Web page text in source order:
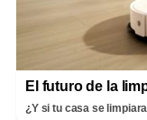
El futuro de la
¿Y si tu casa se